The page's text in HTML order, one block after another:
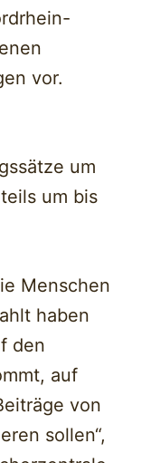
vor.
um
um bis
Menschen
haben
den
auf
von
sollen“,